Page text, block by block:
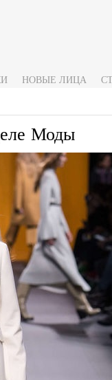
НОВЫЕ ЛИЦА
Моды